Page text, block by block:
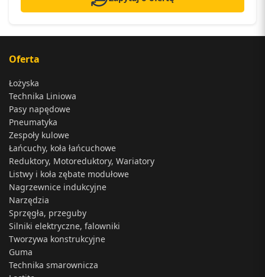
Oferta
Łożyska
Technika Liniowa
Pasy napędowe
Pneumatyka
Zespoły kulowe
Łańcuchy, koła łańcuchowe
Reduktory, Motoreduktory, Wariatory
Listwy i koła zębate modułowe
Nagrzewnice indukcyjne
Narzędzia
Sprzęgła, przeguby
Silniki elektryczne, falowniki
Tworzywa konstrukcyjne
Guma
Technika smarownicza